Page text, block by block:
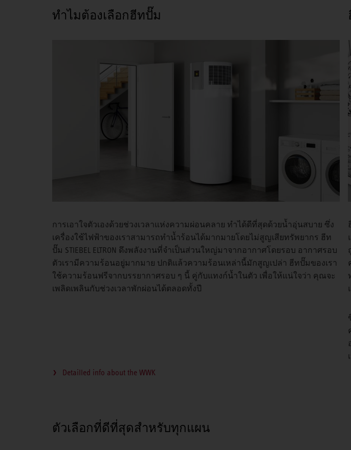
ทำไมต้องเลือกฮีทปั๊ม
การเอาใจตัวเองด้วยช่วงเวลาแห่งความผ่อนคลาย ทำได้ดีที่สุดด้วยน้ำอุ่นสบาย ซึ่ง
เครื่องใช้ไฟฟ้าของเราสามารถทำน้ำร้อนได้มากมายโดยไม่สูญเสียทรัพยากร ฮีท
ปั๊ม STIEBEL ELTRON ดึงพลังงานที่จำเป็นส่วนใหญ่มาจากอากาศโดยรอบ อากาศรอบ
ตัวเรามีความร้อนอยู่มากมาย ปกติแล้วความร้อนเหล่านี้มักสูญเปล่า ฮีทปั๊มของเรา
ใช้ความร้อนฟรีจากบรรยากาศรอบ ๆ นี้ คู่กับแทงก์น้ำในตัว เพื่อให้แน่ใจว่า คุณจะ
เพลิดเพลินกับช่วงเวลาพักผ่อนได้ตลอดทั้งปี
Detailled info about the WWK
ตัวเลือกที่ดีที่สุดสำหรับทุกแผน